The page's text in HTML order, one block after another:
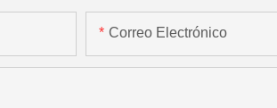
Correo Electrónico